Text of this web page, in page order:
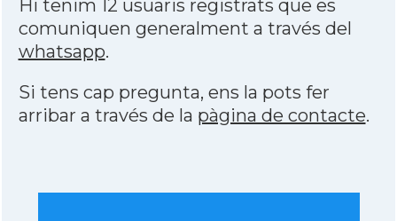
Hi tenim 12 usuaris registrats que es
comuniquen generalment a través del
whatsapp.
Si tens cap pregunta, ens la pots fer
arribar a través de la pàgina de contacte.